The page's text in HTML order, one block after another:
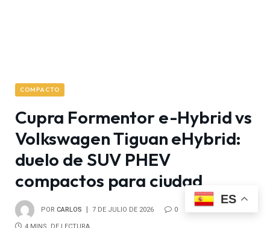
COMPACTO
Cupra Formentor e-Hybrid vs
Volkswagen Tiguan eHybrid:
duelo de SUV PHEV
compactos para ciudad
POR CARLOS 7 DE JULIO DE 2026 0 64
ES